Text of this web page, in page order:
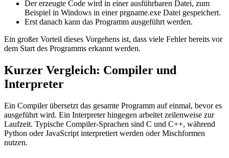
Der erzeugte Code wird in einer ausführbaren Datei, zum
Beispiel in Windows in einer prgname.exe Datei gespeichert.
Erst danach kann das Programm ausgeführt werden.
Ein großer Vorteil dieses Vorgehens ist, dass viele Fehler bereits vor
dem Start des Programms erkannt werden.
Kurzer Vergleich: Compiler und
Interpreter
Ein Compiler übersetzt das gesamte Programm auf einmal, bevor es
ausgeführt wird. Ein Interpreter hingegen arbeitet zeilenweise zur
Laufzeit. Typische Compiler-Sprachen sind C und C++, während
Python oder JavaScript interpretiert werden oder Mischformen
nutzen.